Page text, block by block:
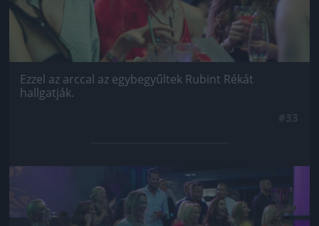
Ezzel az arccal az egybegyűltek Rubint Rékát
hallgatják.
Jön még kép!